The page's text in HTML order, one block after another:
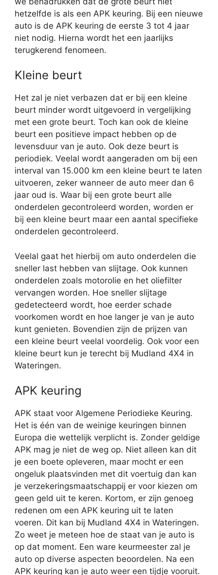
hetzelfde is als een APK keuring. Bij een nieuwe
auto is de APK keuring de eerste 3 tot 4 jaar
niet nodig. Hierna wordt het een jaarlijks
terugkerend fenomeen.
Kleine beurt
Het zal je niet verbazen dat er bij een kleine
beurt minder wordt uitgevoerd in vergelijking
met een grote beurt. Toch kan ook de kleine
beurt een positieve impact hebben op de
levensduur van je auto. Ook deze beurt is
periodiek. Veelal wordt aangeraden om bij een
interval van 15.000 km een kleine beurt te laten
uitvoeren, zeker wanneer de auto meer dan 6
jaar oud is. Waar bij een grote beurt alle
onderdelen gecontroleerd worden, worden er
bij een kleine beurt maar een aantal specifieke
onderdelen gecontroleerd.
Veelal gaat het hierbij om auto onderdelen die
sneller last hebben van slijtage. Ook kunnen
onderdelen zoals motorolie en het oliefilter
vervangen worden. Hoe sneller slijtage
gedetecteerd wordt, hoe eerder schade
voorkomen wordt en hoe langer je van je auto
kunt genieten. Bovendien zijn de prijzen van
een kleine beurt veelal voordelig. Ook voor een
kleine beurt kun je terecht bij Mudland 4X4 in
Wateringen.
APK keuring
APK staat voor Algemene Periodieke Keuring.
Het is één van de weinige keuringen binnen
Europa die wettelijk verplicht is. Zonder geldige
APK mag je niet de weg op. Niet alleen kan dit
je een boete opleveren, maar mocht er een
ongeluk plaatsvinden met dit voertuig dan kan
je verzekeringsmaatschappij er voor kiezen om
geen geld uit te keren. Kortom, er zijn genoeg
redenen om een APK keuring uit te laten
voeren. Dit kan bij Mudland 4X4 in Wateringen.
Zo weet je meteen hoe de staat van je auto is
op dat moment. Een ware keurmeester zal je
auto op diverse aspecten beoordelen. Na een
APK keuring kan je auto weer een tijdje vooruit.